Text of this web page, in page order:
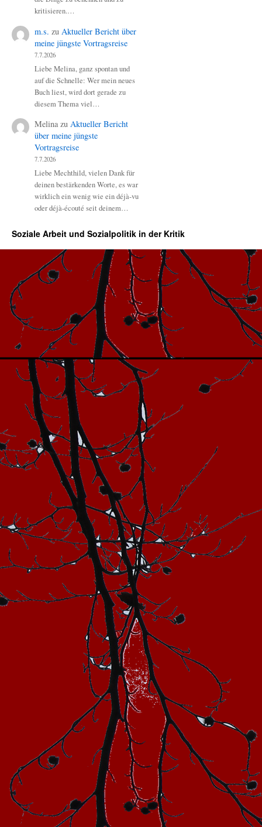
kritisieren.…
m.s. zu Aktueller Bericht über
meine jüngste Vortragsreise
7.7.2026
Liebe Melina, ganz spontan und
auf die Schnelle: Wer mein neues
Buch liest, wird dort gerade zu
diesem Thema viel…
Melina zu Aktueller Bericht
über meine jüngste
Vortragsreise
7.7.2026
Liebe Mechthild, vielen Dank für
deinen bestärkenden Worte, es war
wirklich ein wenig wie ein déjà-vu
oder déjà-écouté seit deinem…
Soziale Arbeit und Sozialpolitik in der Kritik